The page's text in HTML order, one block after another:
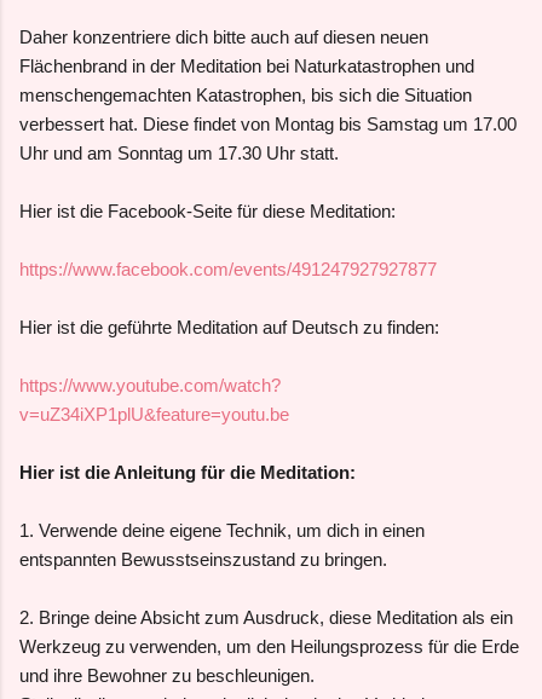
Daher konzentriere dich bitte auch auf diesen neuen
Flächenbrand in der Meditation bei Naturkatastrophen und
menschengemachten Katastrophen, bis sich die Situation
verbessert hat. Diese findet von Montag bis Samstag um 17.00
Uhr und am Sonntag um 17.30 Uhr statt.
Hier ist die Facebook-Seite für diese Meditation:
https://www.facebook.com/events/491247927927877
Hier ist die geführte Meditation auf Deutsch zu finden:
https://www.youtube.com/watch?
v=uZ34iXP1plU&feature=youtu.be
Hier ist die Anleitung für die Meditation:
1. Verwende deine eigene Technik, um dich in einen
entspannten Bewusstseinszustand zu bringen.
2. Bringe deine Absicht zum Ausdruck, diese Meditation als ein
Werkzeug zu verwenden, um den Heilungsprozess für die Erde
und ihre Bewohner zu beschleunigen.